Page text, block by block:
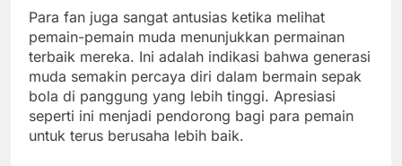
Para fan juga sangat antusias ketika melihat
pemain-pemain muda menunjukkan permainan
terbaik mereka. Ini adalah indikasi bahwa generasi
muda semakin percaya diri dalam bermain sepak
bola di panggung yang lebih tinggi. Apresiasi
seperti ini menjadi pendorong bagi para pemain
untuk terus berusaha lebih baik.